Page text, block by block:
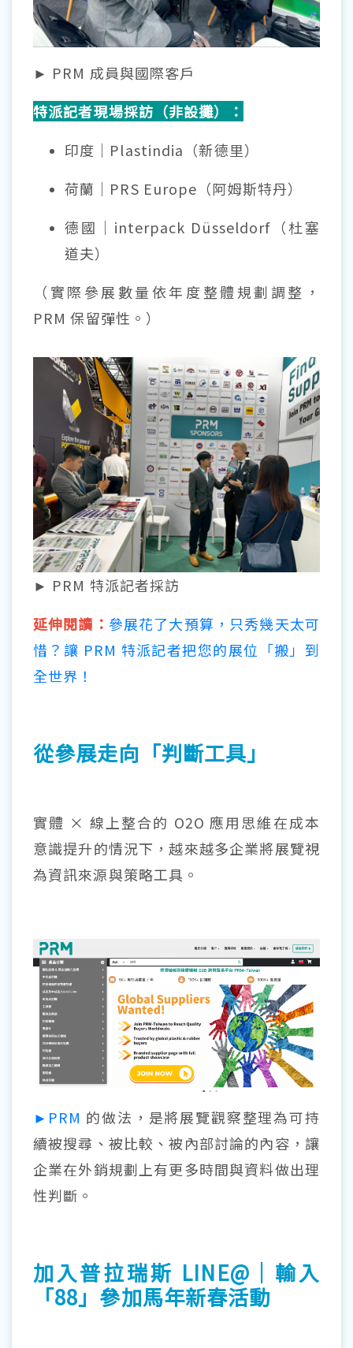
► PRM 成員與國際客戶
特派記者現場採訪（非設攤）：
印度｜Plastindia（新德里）
荷蘭｜PRS Europe（阿姆斯特丹）
德國｜interpack Düsseldorf（杜塞
道夫）
（實際參展數量依年度整體規劃調整，
PRM 保留彈性。）
► PRM 特派記者採訪
延伸閱讀： 參展花了大預算，只秀幾天太可
惜？讓 PRM 特派記者把您的展位「搬」到
全世界！
從參展走向「判斷工具」
實體 × 線上整合的 O2O 應用思維在成本
意識提升的情況下，越來越多企業將展覽視
為資訊來源與策略工具。
►PRM 的做法，是將展覽觀察整理為可持
續被搜尋、被比較、被內部討論的內容，讓
企業在外銷規劃上有更多時間與資料做出理
性判斷。
加入普拉瑞斯 LINE@｜輸入
「88」參加馬年新春活動